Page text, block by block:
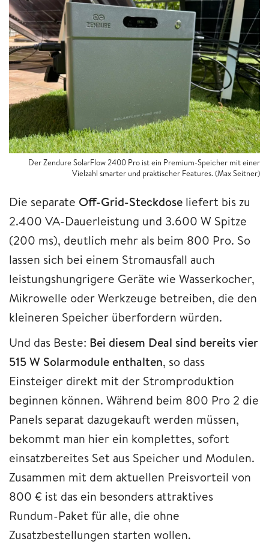
Der Zendure SolarFlow 2400 Pro ist ein Premium-Speicher mit einer
Vielzahl smarter und praktischer Features.(Max Seitner)
Die separate Off-Grid-Steckdose liefert bis zu
2.400 VA-Dauerleistung und 3.600 W Spitze
(200 ms), deutlich mehr als beim 800 Pro. So
lassen sich bei einem Stromausfall auch
leistungshungrigere Geräte wie Wasserkocher,
Mikrowelle oder Werkzeuge betreiben, die den
kleineren Speicher überfordern würden.
Und das Beste: Bei diesem Deal sind bereits vier
515 W Solarmodule enthalten, so dass
Einsteiger direkt mit der Stromproduktion
beginnen können. Während beim 800 Pro 2 die
Panels separat dazugekauft werden müssen,
bekommt man hier ein komplettes, sofort
einsatzbereites Set aus Speicher und Modulen.
Zusammen mit dem aktuellen Preisvorteil von
800 € ist das ein besonders attraktives
Rundum-Paket für alle, die ohne
Zusatzbestellungen starten wollen.